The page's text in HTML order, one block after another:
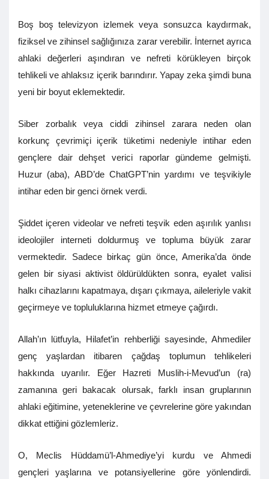
Boş boş televizyon izlemek veya sonsuzca kaydırmak,
fiziksel ve zihinsel sağlığınıza zarar verebilir. İnternet ayrıca
ahlaki değerleri aşındıran ve nefreti körükleyen birçok
tehlikeli ve ahlaksız içerik barındırır. Yapay zeka şimdi buna
yeni bir boyut eklemektedir.
Siber zorbalık veya ciddi zihinsel zarara neden olan
korkunç çevrimiçi içerik tüketimi nedeniyle intihar eden
gençlere dair dehşet verici raporlar gündeme gelmişti.
Huzur (aba), ABD’de ChatGPT’nin yardımı ve teşvikiyle
intihar eden bir genci örnek verdi.
Şiddet içeren videolar ve nefreti teşvik eden aşırılık yanlısı
ideolojiler interneti doldurmuş ve topluma büyük zarar
vermektedir. Sadece birkaç gün önce, Amerika’da önde
gelen bir siyasi aktivist öldürüldükten sonra, eyalet valisi
halkı cihazlarını kapatmaya, dışarı çıkmaya, aileleriyle vakit
geçirmeye ve topluluklarına hizmet etmeye çağırdı.
Allah’ın lütfuyla, Hilafet’in rehberliği sayesinde, Ahmediler
genç yaşlardan itibaren çağdaş toplumun tehlikeleri
hakkında uyarılır. Eğer Hazreti Muslih-i-Mevud’un (ra)
zamanına geri bakacak olursak, farklı insan gruplarının
ahlaki eğitimine, yeteneklerine ve çevrelerine göre yakından
dikkat ettiğini gözlemleriz.
O, Meclis Hüddamü’l-Ahmediye’yi kurdu ve Ahmedi
gençleri yaşlarına ve potansiyellerine göre yönlendirdi.